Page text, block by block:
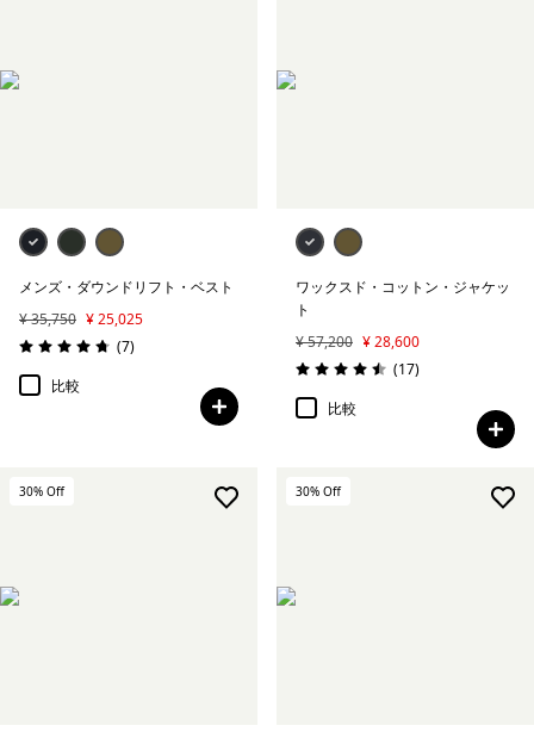
メンズ・ダウンドリフト・ベスト
¥ 35,750 ¥ 25,025
評価: 4.7 / 5
(7レビュー
)
比較
ワックスド・コットン・ジャケッ
ト
¥ 57,200 ¥ 28,600
評価: 4.5 / 5
(17レビュー
)
比較
30% Off 30% Off